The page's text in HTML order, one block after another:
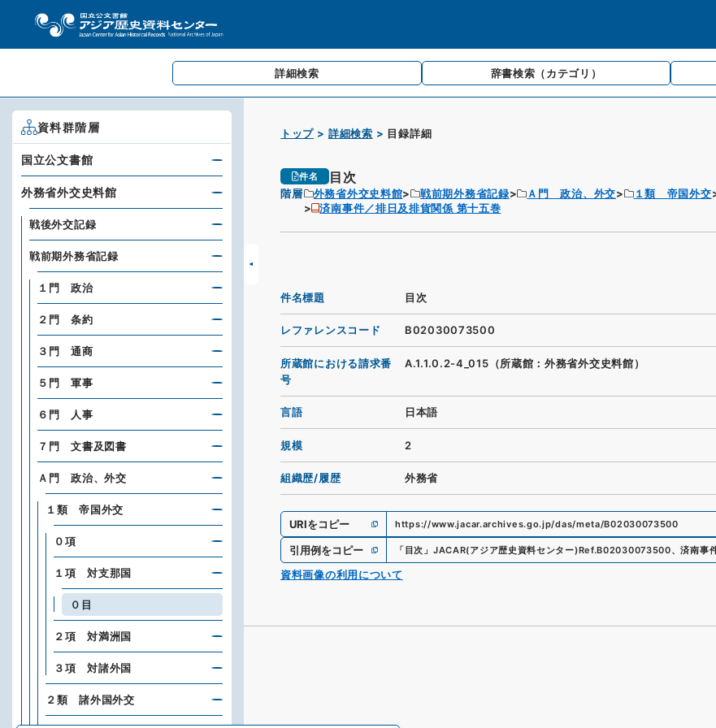
詳細検索 辞書検索 （カテゴリ）
トップ 詳細検索 目録詳細
件名 目次
階層 外務省外交史料館 戦前期外務省記録 Ａ門 政治、外交 １類 帝国外交
済南事件／排日及排貨関係 第十五巻
件名標題 目次
レファレンスコード B02030073500
所蔵館における請求番
号
A.1.1.0.2-4_015（所蔵館：外務省外交史料館）
言語 日本語
規模 2
組織歴/履歴 外務省
URIをコピー https://www.jacar.archives.go.jp/das/meta/B02030073500
引用例をコピー 「目次 」 JACAR(アジア歴史資料センター)Ref.B02030073500、済南事
資料画像の利用について
資料群階層
国立公文書館
外務省外交史料館
戦後外交記録
戦前期外務省記録
１門 政治
２門 条約
３門 通商
５門 軍事
６門 人事
７門 文書及図書
Ａ門 政治、外交
１類 帝国外交
０項
１項 対支那国
０目
２項 対満洲国
３項 対諸外国
２類 諸外国外交